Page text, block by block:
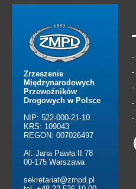
Zrzeszenie
Międzynarodowych
Przewoźników
Drogowych w Polsce
NIP: 522-000-21-10
KRS: 109043
REGON: 007026497
Al. Jana Pawła II 78
00-175 Warszawa
sekretariat@zmpd.pl
-
-
-
-
-